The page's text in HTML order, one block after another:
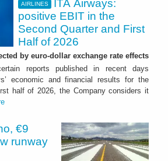
AIRLINES
ITA Airways:
positive EBIT in the
Second Quarter and First
Half of 2026
by euro-dollar exchange rate effects
reports published in recent days
economic and financial results for the
half of 2026, the Company considers it
€9
runway